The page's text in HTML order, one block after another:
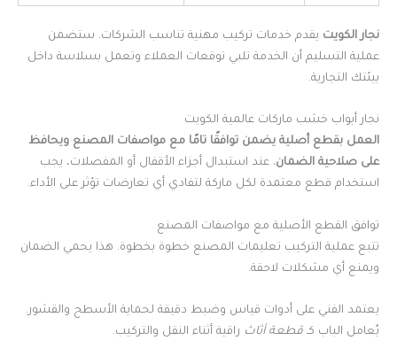
نجار الكويت يقدم خدمات تركيب مهنية تناسب الشركات. ستضمن
عملية التسليم أن الخدمة تلبي توقعات العملاء وتعمل بسلاسة داخل
بيئتك التجارية.
نجار أبواب خشب ماركات عالمية الكويت
العمل بقطع أصلية يضمن توافقًا تامًا مع مواصفات المصنع ويحافظ
على صلاحية الضمان. عند استبدال أجزاء الأقفال أو المفصلات، يجب
استخدام قطع معتمدة لكل ماركة لتفادي أي تعارضات تؤثر على الأداء.
توافق القطع الأصلية مع مواصفات المصنع
تتبع عملية التركيب تعليمات المصنع خطوة بخطوة. هذا يحمي الضمان
ويمنع أي مشكلات لاحقة.
يعتمد الفني على أدوات قياس وضبط دقيقة لحماية الأسطح والقشور.
يُعامل الباب كـ قطعة أثاث راقية أثناء النقل والتركيب.